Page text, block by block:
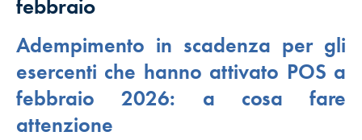
febbraio
Adempimento in scadenza per gli
esercenti che hanno attivato POS a
febbraio 2026: a cosa fare
attenzione